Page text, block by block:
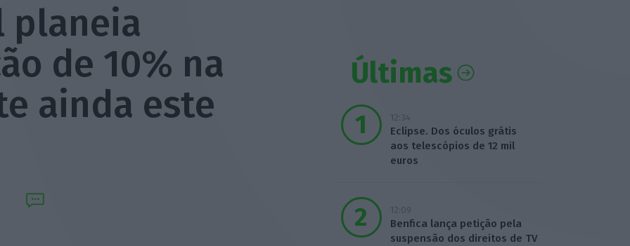
planeia
de 10% na
ainda este
Últimas
12:34
Eclipse. Dos óculos grátis
aos telescópios de 12 mil
euros
12:09
Benfica lança petição pela
suspensão dos direitos de TV